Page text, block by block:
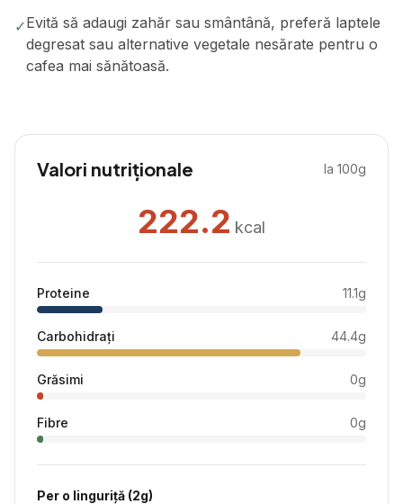
✓Evită să adaugi zahăr sau smântână, preferă laptele
degresat sau alternative vegetale nesărate pentru o
cafea mai sănătoasă.
Valori nutriționale la 100g
222.2 kcal
Proteine 11.1g
Carbohidrați 44.4g
Grăsimi 0g
Fibre 0g
Per o linguriță (2g)